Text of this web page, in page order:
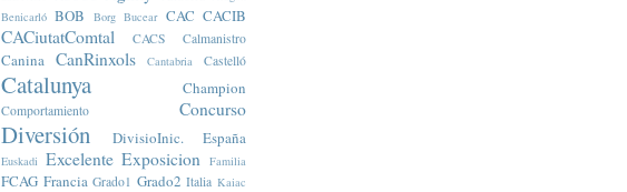
Benicarló BOB Borg Bucear CAC CACIB
CACiutatComtal CACS Calmanistro
Canina CanRinxols Cantabria Castelló
Catalunya Champion
Comportamiento Concurso
Diversión DivisioInic. España
Euskadi Excelente Exposicion Familia
FCAG Francia Grado1 Grado2 Italia Kaiac